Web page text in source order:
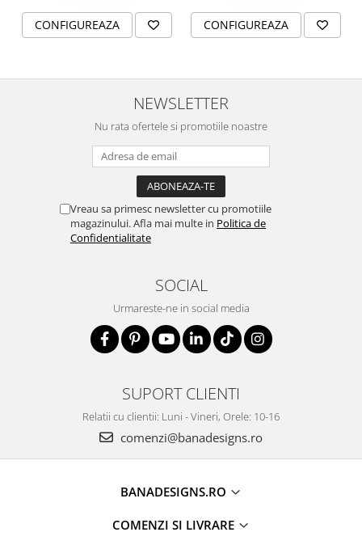
CONFIGUREAZA
sau Persoană Dragă
CONFIGUREAZA
NEWSLETTER
Nu rata ofertele si promotiile noastre
Vreau sa primesc newsletter cu promotiile
magazinului. Afla mai multe in Politica de
Confidentialitate
SOCIAL
Urmareste-ne in social media
SUPORT CLIENTI
Relatii cu clientii: Luni - Vineri, Orele: 10-16
comenzi@banadesigns.ro
BANADESIGNS.RO
COMENZI SI LIVRARE